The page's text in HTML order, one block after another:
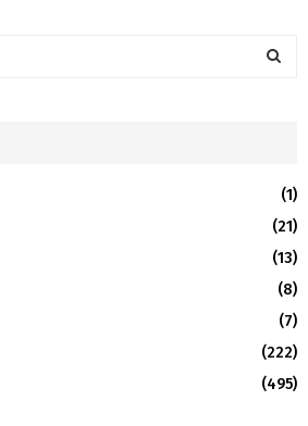
R
(1)
(21)
(13)
(8)
(7)
(222)
(495)